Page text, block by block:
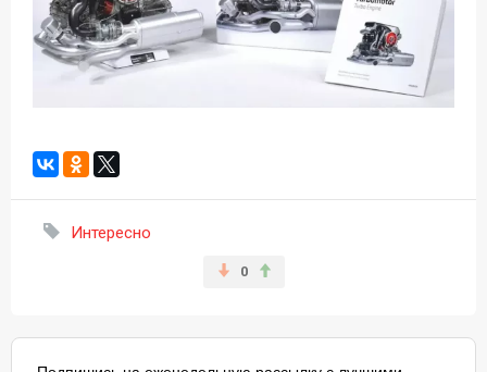
Интересно
0